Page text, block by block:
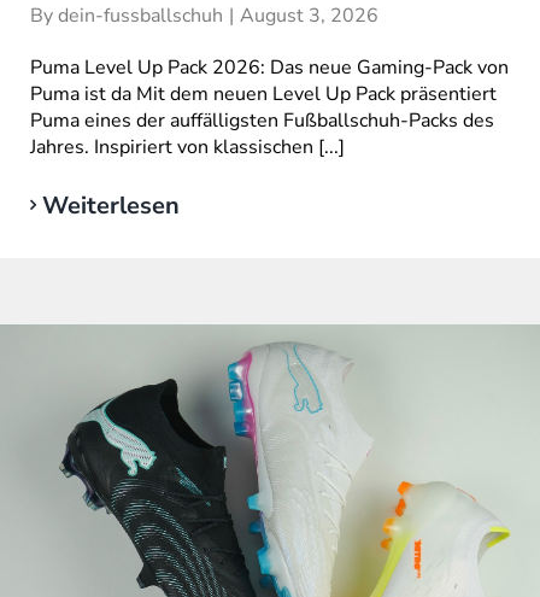
Bydein-fussballschuh | August 3, 2026
Puma Level Up Pack 2026: Das neue Gaming-Pack von
Puma ist da Mit dem neuen Level Up Pack präsentiert
Puma eines der auffälligsten Fußballschuh-Packs des
Jahres. Inspiriert von klassischen [...]
Weiterlesen